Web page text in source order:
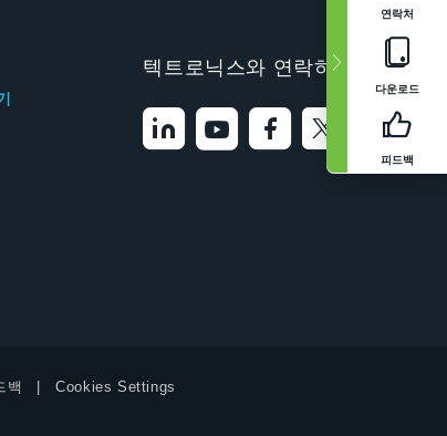
연락처
다운로드
피드백
텍트로닉스와 연락하기
백 Cookies Settings